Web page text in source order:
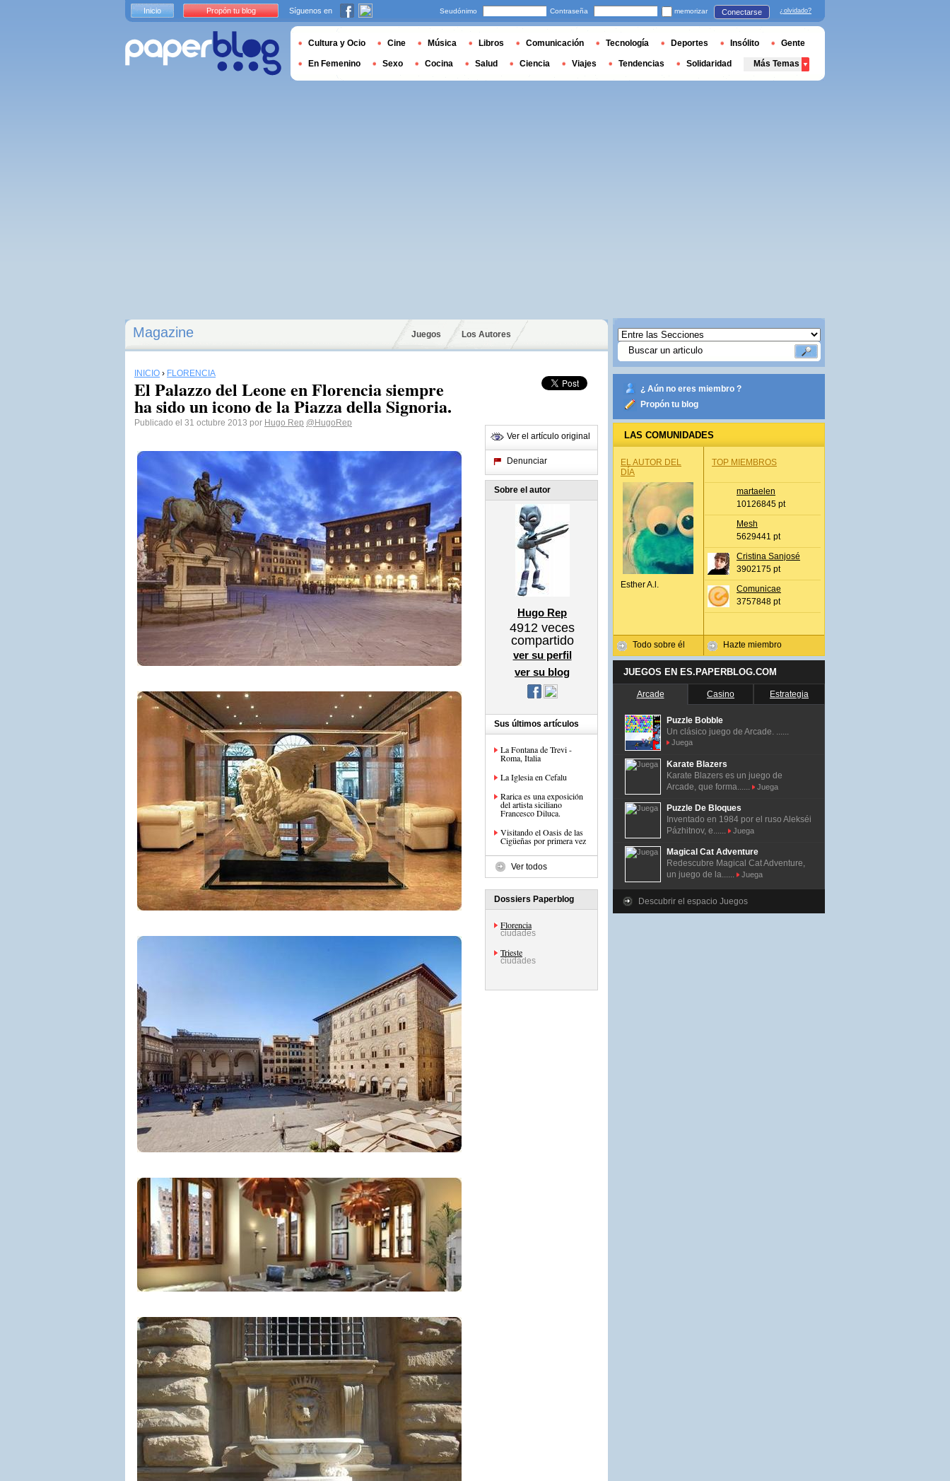
Magazine Juegos Los Autores
INICIO › FLORENCIA
El Palazzo del Leone en Florencia siempre
ha sido un icono de la Piazza della Signoria.
Publicado el 31 octubre 2013 por Hugo Rep @HugoRep
Ver el artículo original
Denunciar
Sobre el autor
Hugo Rep
4912 veces
compartido
ver su perfil
ver su blog
Sus últimos artículos
La Fontana de Trevi -
Roma, Italia
La Iglesia en Cefalu
Rarica es una exposición
del artista siciliano
Francesco Diluca.
Visitando el Oasis de las
Cigüeñas por primera vez
Ver todos
Dossiers Paperblog
Florencia
ciudades
Trieste
ciudades
¿ Aún no eres miembro ?
Propón tu blog
LAS COMUNIDADES
EL AUTOR DEL
DÍA
Esther A.l.
Todo sobre él
TOP MIEMBROS
martaelen
10126845 pt
Mesh
5629441 pt
Cristina Sanjosé
3902175 pt
Comunicae
3757848 pt
Hazte miembro
JUEGOS EN ES.PAPERBLOG.COM
Arcade Casino Estrategia
Puzzle Bobble
Un clásico juego de Arcade. ......
Juega
Karate Blazers
Karate Blazers es un juego de
Arcade, que forma......
Juega
Puzzle De Bloques
Inventado en 1984 por el ruso Alekséi
Pázhitnov, e......
Juega
Magical Cat Adventure
Redescubre Magical Cat Adventure,
un juego de la......
Juega
Descubrir el espacio Juegos
Inicio Propón tu blog Síguenos en Seudónimo Contraseña memorizar Conectarse ¿olvidado?
Cultura y Ocio Cine Música Libros Comunicación Tecnología Deportes Insólito Gente
En Femenino Sexo Cocina Salud Ciencia Viajes Tendencias Solidaridad Más Temas